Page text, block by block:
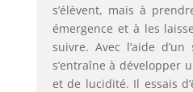
s’élèvent, mais à
émergence et à les
suivre. Avec l’aide
s’entraîne à développer
et de lucidité. Il essais